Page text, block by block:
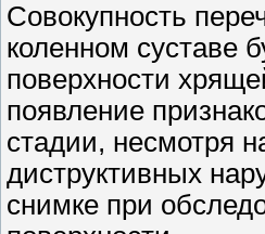
Совокупность
коленном суставе
поверхности
появление
стадии, несмотря
диструктивных
снимке при